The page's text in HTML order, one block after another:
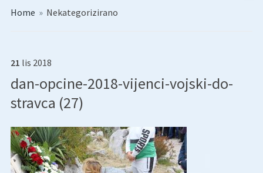
Home » Nekategorizirano
21 lis 2018
dan-opcine-2018-vijenci-vojski-do-
stravca (27)